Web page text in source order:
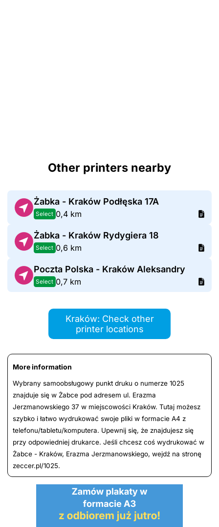
Other printers nearby
Żabka - Kraków Podłęska 17A
Select 0,4 km
Żabka - Kraków Rydygiera 18
Select 0,6 km
Poczta Polska - Kraków Aleksandry
Select 0,7 km
Kraków: Check other
printer locations
More information
Wybrany samoobsługowy punkt druku o numerze 1025
znajduje się w Żabce pod adresem ul. Erazma
Jerzmanowskiego 37 w miejscowości Kraków. Tutaj możesz
szybko i łatwo wydrukować swoje pliki w formacie A4 z
telefonu/tabletu/komputera. Upewnij się, że znajdujesz się
przy odpowiedniej drukarce. Jeśli chcesz coś wydrukować w
Żabce - Kraków, Erazma Jerzmanowskiego, wejdź na stronę
zeccer.pl/1025.